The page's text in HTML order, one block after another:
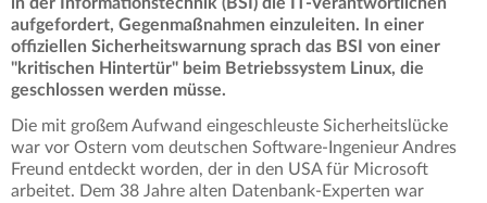
aufgefordert, Gegenmaßnahmen einzuleiten. In einer
offiziellen Sicherheitswarnung sprach das BSI von einer
"kritischen Hintertür" beim Betriebssystem Linux, die
geschlossen werden müsse.
Die mit großem Aufwand eingeschleuste Sicherheitslücke
war vor Ostern vom deutschen Software-Ingenieur Andres
Freund entdeckt worden, der in den USA für Microsoft
arbeitet. Dem 38 Jahre alten Datenbank-Experten war